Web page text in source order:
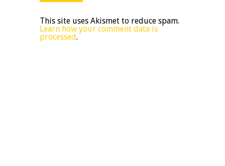
This site uses Akismet to reduce spam.
Learn how your comment data is
processed.